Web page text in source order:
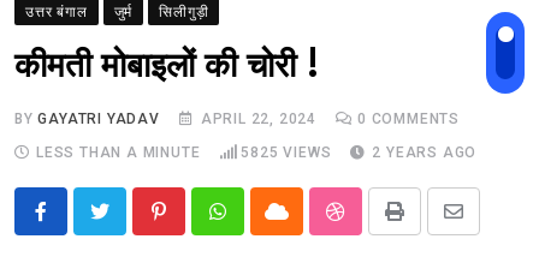
उत्तर बंगाल जुर्म सिलीगुड़ी
कीमती मोबाइलों की चोरी !
BYGAYATRI YADAV APRIL 22, 2024 0 COMMENTS
LESS THAN A MINUTE
5825 VIEWS 2 YEARS AGO
PinterestWhatsappCloud StumbleUpon
Print
Share